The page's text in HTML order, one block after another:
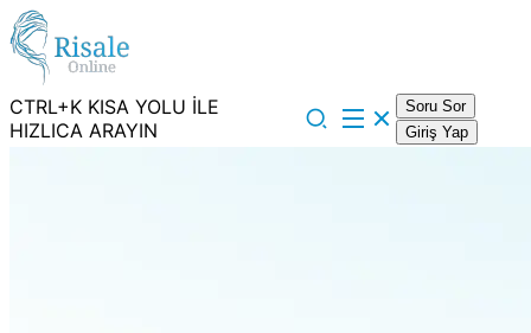
CTRL+K KISA YOLU İLE
HIZLICA ARAYIN
Soru Sor
Giriş Yap